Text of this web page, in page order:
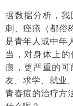
据数据分析，
刺、痤疮（都俗
是青年人或中年
当，对身体上
痕，更严重的
友、求学、就业
青春痘的治疗方